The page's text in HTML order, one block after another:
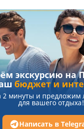
экскурсию на
бюджет и
2 минуты и предложим
для вашего отдыха!
Написать в